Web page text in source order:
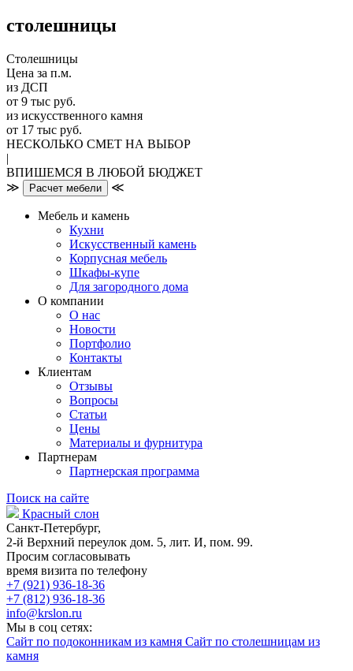
столешницы
Столешницы
Цена за п.м.
из ДСП
от 9 тыс руб.
из искусственного камня
от 17 тыс руб.
НЕСКОЛЬКО СМЕТ НА ВЫБОР
|
ВПИШЕМСЯ В ЛЮБОЙ БЮДЖЕТ
≫
Расчет мебели ≪
Мебель и камень
Кухни
Искусственный камень
Корпусная мебель
Шкафы-купе
Для загородного дома
О компании
О нас
Новости
Портфолио
Контакты
Клиентам
Отзывы
Вопросы
Статьи
Цены
Материалы и фурнитура
Партнерам
Партнерская программа
Поиск на сайте
Красный слон
Санкт-Петербург,
2-й Верхний переулок дом. 5, лит. И, пом. 99.
Просим согласовывать
время визита по телефону
+7 (921) 936-18-36
+7 (812) 936-18-36
info@krslon.ru
Мы в соц сетях:
Сайт по подоконникам из камня Сайт по столешницам из
камня